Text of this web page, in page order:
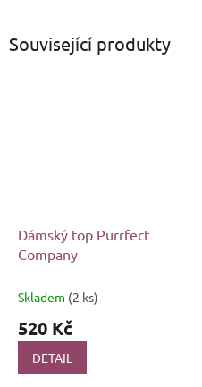
Související produkty
Dámský top Purrfect
Company
Skladem (2 ks)
520 Kč
DETAIL